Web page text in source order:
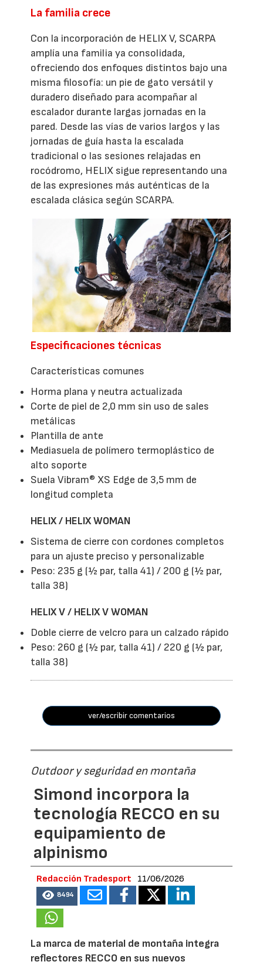
La familia crece
Con la incorporación de HELIX V, SCARPA
amplía una familia ya consolidada,
ofreciendo dos enfoques distintos bajo una
misma filosofía: un pie de gato versátil y
duradero diseñado para acompañar al
escalador durante largas jornadas en la
pared. Desde las vías de varios largos y las
jornadas de guía hasta la escalada
tradicional o las sesiones relajadas en
rocódromo, HELIX sigue representando una
de las expresiones más auténticas de la
escalada clásica según SCARPA.
Especificaciones técnicas
Características comunes
Horma plana y neutra actualizada
Corte de piel de 2,0 mm sin uso de sales
metálicas
Plantilla de ante
Mediasuela de polímero termoplástico de
alto soporte
Suela Vibram® XS Edge de 3,5 mm de
longitud completa
HELIX / HELIX WOMAN
Sistema de cierre con cordones completos
para un ajuste preciso y personalizable
Peso: 235 g (½ par, talla 41) / 200 g (½ par,
talla 38)
HELIX V / HELIX V WOMAN
Doble cierre de velcro para un calzado rápido
Peso: 260 g (½ par, talla 41) / 220 g (½ par,
talla 38)
ver/escribir comentarios
Outdoor y seguridad en montaña
Simond incorpora la
tecnología RECCO en su
equipamiento de
alpinismo
Redacción Tradesport 11/06/2026
8494
La marca de material de montaña integra
reflectores RECCO en sus nuevos